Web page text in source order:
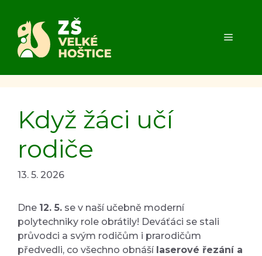
obsah
MENU
Když žáci učí
rodiče
13. 5. 2026
Dne 12. 5. se v naší učebně moderní
polytechniky role obrátily! Deváťáci se stali
průvodci a svým rodičům i prarodičům
předvedli, co všechno obnáší laserové řezání a